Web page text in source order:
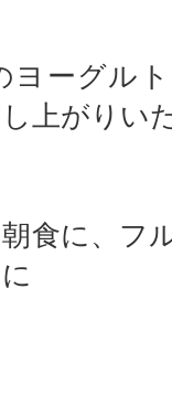
ヨーグル
上がりい
食に、フ